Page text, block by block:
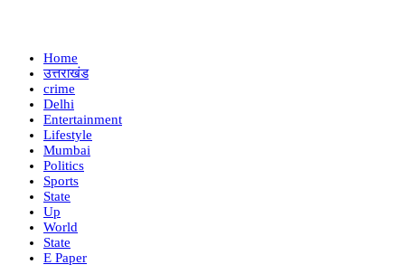
Home
उत्तराखंड
crime
Delhi
Entertainment
Lifestyle
Mumbai
Politics
Sports
State
Up
World
State
E Paper